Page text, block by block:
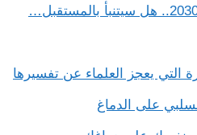
التي يعجز العلماء عن تفسيرها